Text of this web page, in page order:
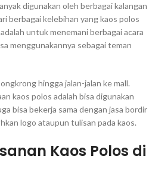
digunakan oleh berbagai kalangan
berbagai kelebihan yang kaos polos
untuk menemani berbagai acara
menggunakannya sebagai teman
hingga jalan-jalan ke mall.
kaos polos adalah bisa digunakan
bisa bekerja sama dengan jasa bordir
logo ataupun tulisan pada kaos.
Kaos Polos di